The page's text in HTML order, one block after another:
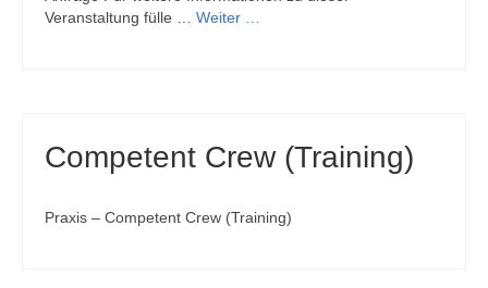
Veranstaltung fülle … Weiter …
Competent Crew (Training)
Praxis – Competent Crew (Training)